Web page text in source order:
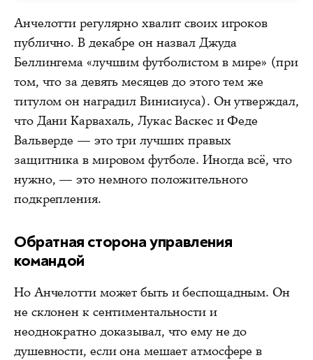
Анчелотти регулярно хвалит своих игроков
публично. В декабре он назвал Джуда
Беллингема «лучшим футболистом в мире» (при
том, что за девять месяцев до этого тем же
титулом он наградил Винисиуса). Он утверждал,
что Дани Карвахаль, Лукас Васкес и Феде
Вальверде — это три лучших правых
защитника в мировом футболе. Иногда всё, что
нужно, — это немного положительного
подкрепления.
Обратная сторона управления
командой
Но Анчелотти может быть и беспощадным. Он
не склонен к сентиментальности и
неоднократно доказывал, что ему не до
душевности, если она мешает атмосфере в